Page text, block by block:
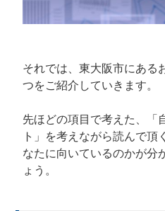
それでは、東大阪市にある
つをご紹介していきます。
先ほどの項目で考えた、「
ト」を考えながら読んで頂
なたに向いているのかが分
ょう。